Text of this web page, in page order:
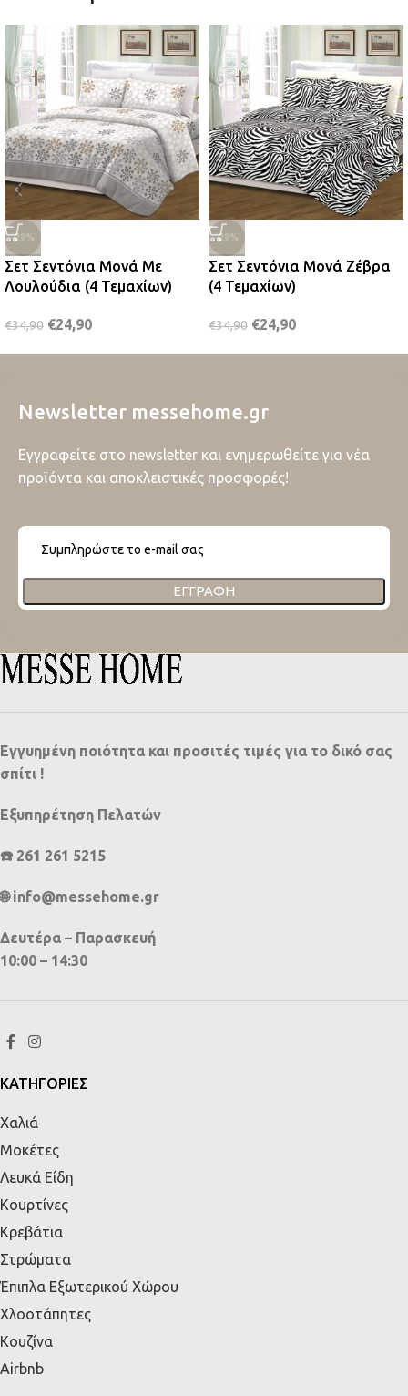
-29%
Σετ Σεντόνια Μονά Με
Λουλούδια (4 Τεμαχίων)
€34,90 €24,90
-29%
Σετ Σεντόνια Μονά Ζέβρα
(4 Τεμαχίων)
€34,90 €24,90
Newsletter messehome.gr
Εγγραφείτε στο newsletter και ενημερωθείτε για νέα
προϊόντα και αποκλειστικές προσφορές!
ΕΓΓΡΑΦΉ
Εγγυημένη ποιότητα και προσιτές τιμές για το δικό σας
σπίτι !
Εξυπηρέτηση Πελατών
☎️ 261 261 5215
🌐 info@messehome.gr
Δευτέρα – Παρασκευή
10:00 – 14:30
ΚΑΤΗΓΟΡΙΕΣ
Χαλιά
Μοκέτες
Λευκά Είδη
Κουρτίνες
Κρεβάτια
Στρώματα
Έπιπλα Εξωτερικού Χώρου
Χλοοτάπητες
Κουζίνα
Airbnb